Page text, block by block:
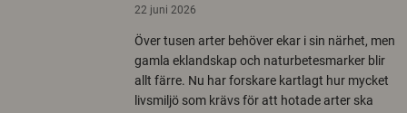
22 juni 2026
Över tusen arter behöver ekar i sin närhet, men
gamla eklandskap och naturbetesmarker blir
allt färre. Nu har forskare kartlagt hur mycket
livsmiljö som krävs för att hotade arter ska